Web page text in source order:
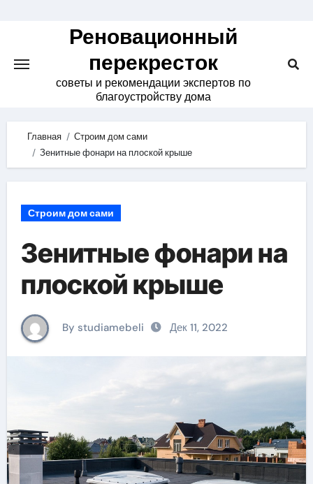
Реновационный
перекресток
советы и рекомендации экспертов по
благоустройству дома
Главная
Строим дом сами
Зенитные фонари на плоской крыше
Строим дом сами
Зенитные фонари на
плоской крыше
By studiamebeli Дек 11, 2022